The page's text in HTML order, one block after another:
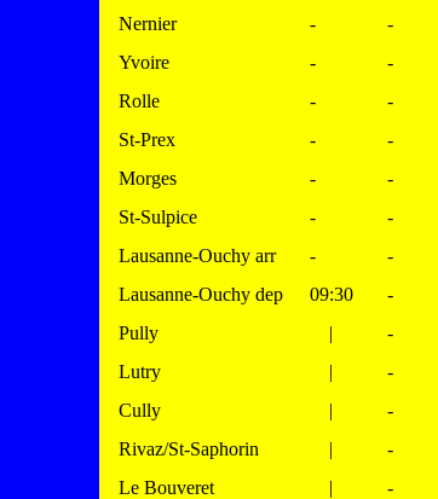
Nernier
- -
Yvoire
- -
Rolle
- -
St-Prex
- -
Morges
- -
St-Sulpice
- -
Lausanne-Ouchy arr
- -
Lausanne-Ouchy dep
09:30 -
Pully
| -
Lutry
| -
Cully
| -
Rivaz/St-Saphorin
| -
Le Bouveret
| -